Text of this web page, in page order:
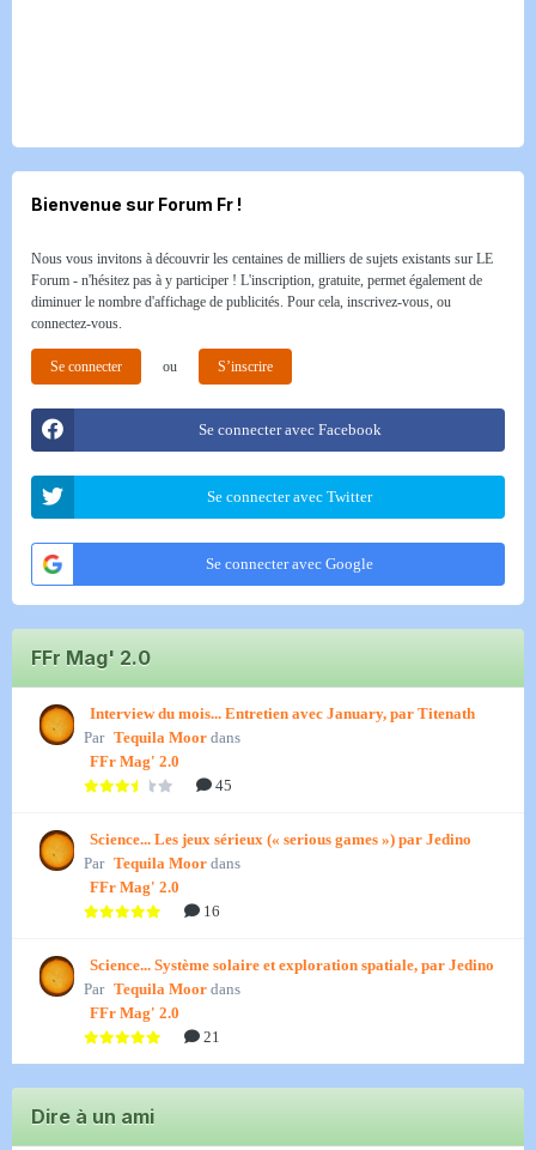
Bienvenue sur Forum Fr !
Nous vous invitons à découvrir les centaines de milliers de sujets existants sur LE
Forum - n'hésitez pas à y participer ! L'inscription, gratuite, permet également de
diminuer le nombre d'affichage de publicités. Pour cela, inscrivez-vous, ou
connectez-vous.
Se connecter ou S’inscrire
Se connecter avec Facebook
Se connecter avec Twitter
Se connecter avec Google
FFr Mag' 2.0
Interview du mois... Entretien avec January, par Titenath
Par Tequila Moor dans
FFr Mag' 2.0
45
Science... Les jeux sérieux (« serious games ») par Jedino
Par Tequila Moor dans
FFr Mag' 2.0
16
Science... Système solaire et exploration spatiale, par Jedino
Par Tequila Moor dans
FFr Mag' 2.0
21
Dire à un ami